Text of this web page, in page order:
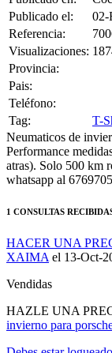
XAIMA el 13-Oct-
Vendidas
HAZLE UNA
invierno para
Debes estar